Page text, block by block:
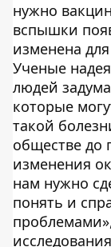
нужно
вспышки
изменена
Ученые
людей
которые
такой
обществе до
изменения
нам нужно
понять и